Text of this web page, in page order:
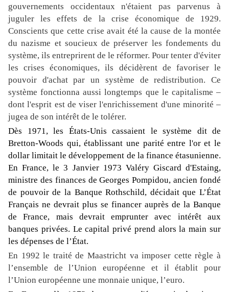
gouvernements occidentaux n'étaient pas parvenus à
juguler les effets de la crise économique de 1929.
Conscients que cette crise avait été la cause de la montée
du nazisme et soucieux de préserver les fondements du
système, ils entreprirent de le réformer. Pour tenter d'éviter
les crises économiques, ils décidèrent de favoriser le
pouvoir d'achat par un système de redistribution. Ce
système fonctionna aussi longtemps que le capitalisme –
dont l'esprit est de viser l'enrichissement d'une minorité –
jugea de son intérêt de le tolérer.
Dès 1971, les États-Unis cassaient le système dit de
Bretton-Woods qui, établissant une parité entre l'or et le
dollar limitait le développement de la finance étasunienne.
En France, le 3 Janvier 1973 Valéry Giscard d'Estaing,
ministre des finances de Georges Pompidou, ancien fondé
de pouvoir de la Banque Rothschild, décidait que L’État
Français ne devrait plus se financer auprès de la Banque
de France, mais devrait emprunter avec intérêt aux
banques privées. Le capital privé prend alors la main sur
les dépenses de l’État.
En 1992 le traité de Maastricht va imposer cette règle à
l’ensemble de l’Union européenne et il établit pour
l’Union européenne une monnaie unique, l’euro.